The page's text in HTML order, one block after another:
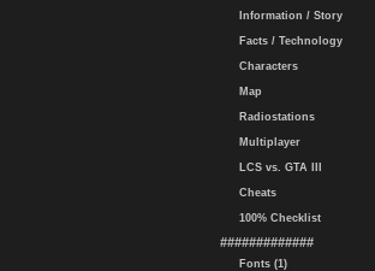
Information / Story
Facts / Technology
Characters
Map
Radiostations
Multiplayer
LCS vs. GTA III
Cheats
100% Checklist
#############
Fonts (1)